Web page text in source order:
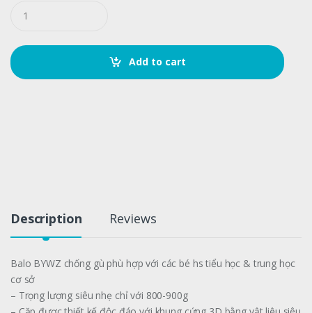
t
i
Add to cart
Description Reviews
Balo BYWZ chống gù phù hợp với các bé hs tiểu học & trung học
cơ sở
– Trọng lượng siêu nhẹ chỉ với 800-900g